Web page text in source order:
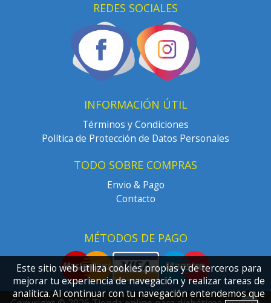
REDES SOCIALES
INFORMACIÓN ÚTIL
Términos y Condiciones
Política de Protección de Datos Personales
TODO SOBRE COMPRAS
Envio & Pago
Contacto
MÉTODOS DE PAGO
Este sitio web utiliza cookies propias y de terceros para
mejorar tu experiencia de navegación y realizar tareas de
analítica. Al continuar con tu navegación entendemos que